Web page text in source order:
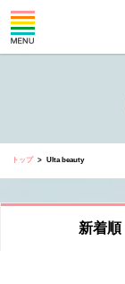
トップ Ulta beauty
新着順